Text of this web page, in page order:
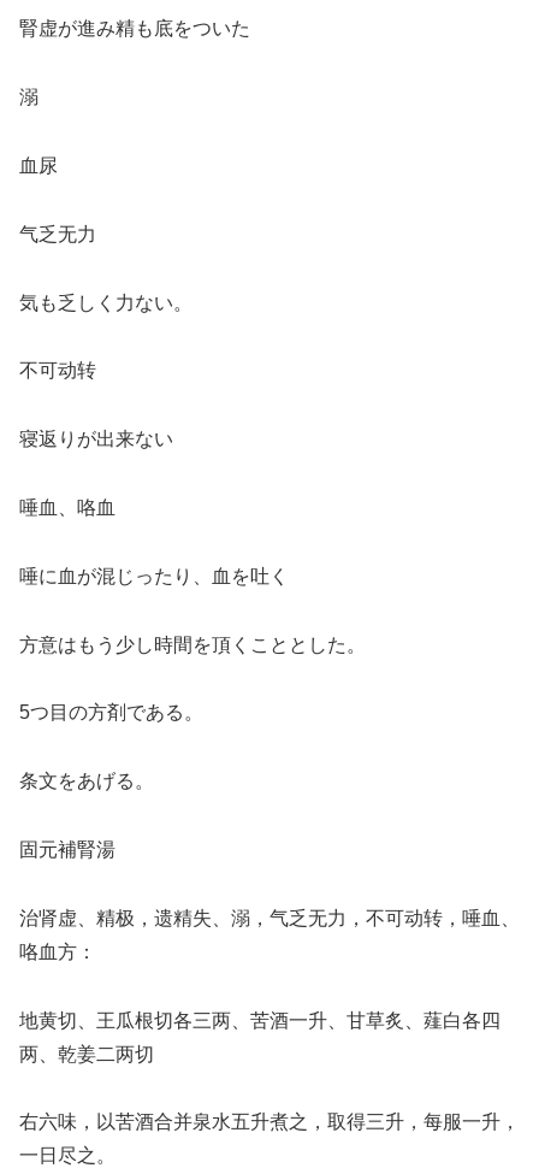
腎虚が進み精も底をついた
溺
血尿
气乏无力
気も乏しく力ない。
不可动转
寝返りが出来ない
唾血、咯血
唾に血が混じったり、血を吐く
方意はもう少し時間を頂くこととした。
5つ目の方剤である。
条文をあげる。
固元補腎湯
治肾虚、精极，遗精失、溺，气乏无力，不可动转，唾血、
咯血方：
地黄切、王瓜根切各三两、苦酒一升、甘草炙、薤白各四
两、乾姜二两切
右六味，以苦酒合并泉水五升煮之，取得三升，每服一升，
一日尽之。